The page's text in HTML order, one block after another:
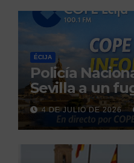
ÉCIJA
Policía
Sevilla a un
reclamado
tras no
durante un
penitenciario
4 DE JULIO DE 2026